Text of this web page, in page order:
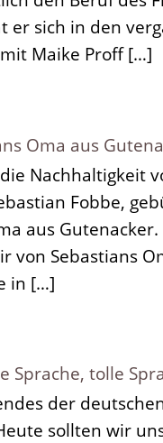
sich in den
Maike Proff […]
Oma aus
Nachhaltigkeit
Fobbe,
aus
von Sebastians
in […]
Sprache, tolle
der
sollten wir